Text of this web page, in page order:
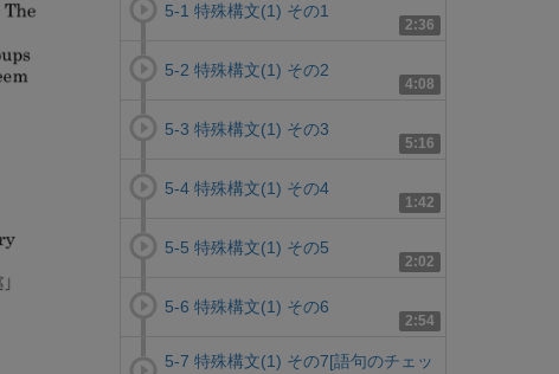
2:36
5-1 特殊構文(1) その1
4:08
5-2 特殊構文(1) その2
5:16
5-3 特殊構文(1) その3
1:42
5-4 特殊構文(1) その4
2:02
5-5 特殊構文(1) その5
2:54
5-6 特殊構文(1) その6
5-7 特殊構文(1) その7[語句のチェッ